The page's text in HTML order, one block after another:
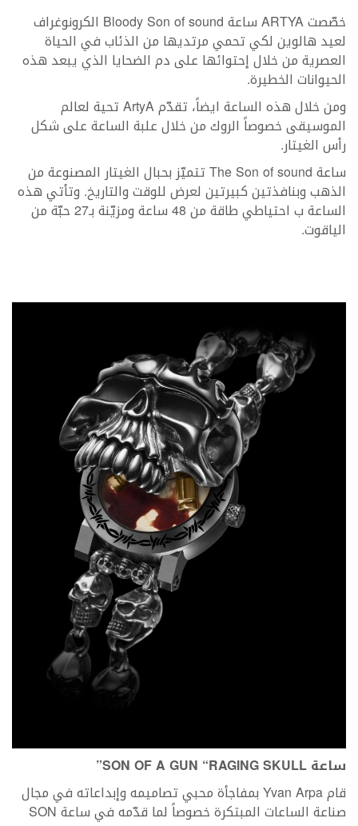
خصّصت ARTYA ساعة Bloody Son of sound الكرونوغراف
لعيد هالوين لكي تحمي مرتديها من الذئاب في الحياة
العصرية من خلال إحتوائها على دم الضحايا الذي يبعد هذه
الحيوانات الخطيرة.
ومن خلال هذه الساعة ايضاً، تقدّم ArtyA تحية لعالم
الموسيقى خصوصاً الروك من خلال علبة الساعة على شكل
رأس الغيتار.
ساعة The Son of sound تتميّز بحبال الغيتار المصنوعة من
الذهب وبنافذتين كبيرتين لعرض للوقت والتاريخ. وتأتي هذه
الساعة ب احتياطي طاقة من 48 ساعة ومزيّنة بـ27 حبّة من
الياقوت.
ساعة SON OF A GUN “RAGING SKULL”
قام Yvan Arpa بمفاجأة محبي تصاميمه وإبداعاته في مجال
صناعة الساعات المبتكرة خصوصاً لما قدّمه في ساعة SON